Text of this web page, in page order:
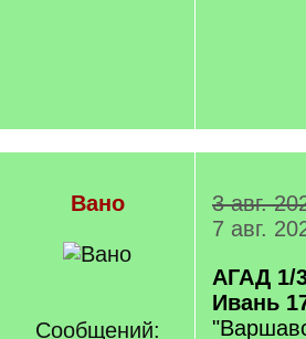
Вано
Сообщений:
3 авг.
7 авг.
АГАД 1/
Ивань